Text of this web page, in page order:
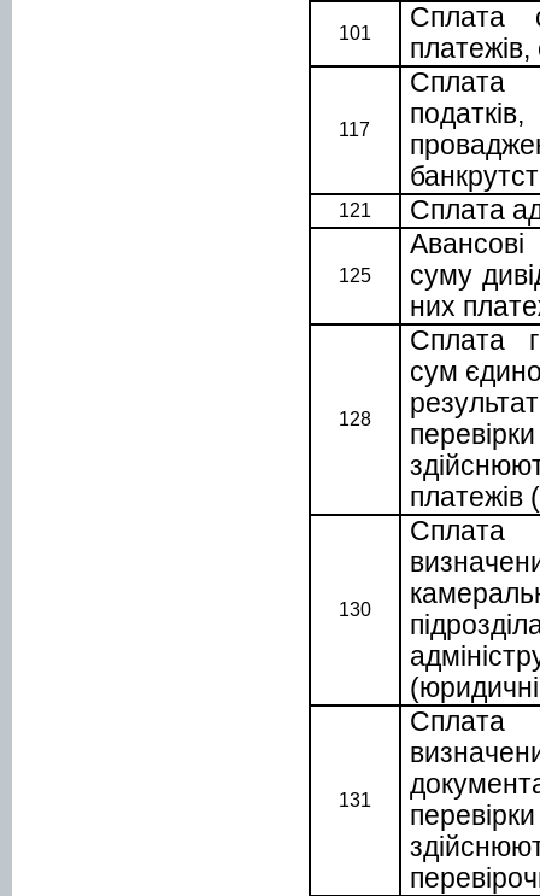
101
Сплата
117
121 Сплата
125
суму
них
128
Сплата
сум
платежів
130
Сплата
131
Сплата